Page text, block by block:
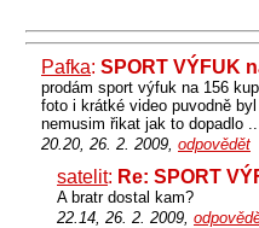
Pafka: SPORT VÝFUK
prodám sport výfuk na 156
foto i krátké video puvodně
nemusim řikat jak to dopadlo
20.20, 26. 2. 2009, odpovědět
satelit: Re: SPORT
A bratr dostal kam?
22.14, 26. 2. 2009,